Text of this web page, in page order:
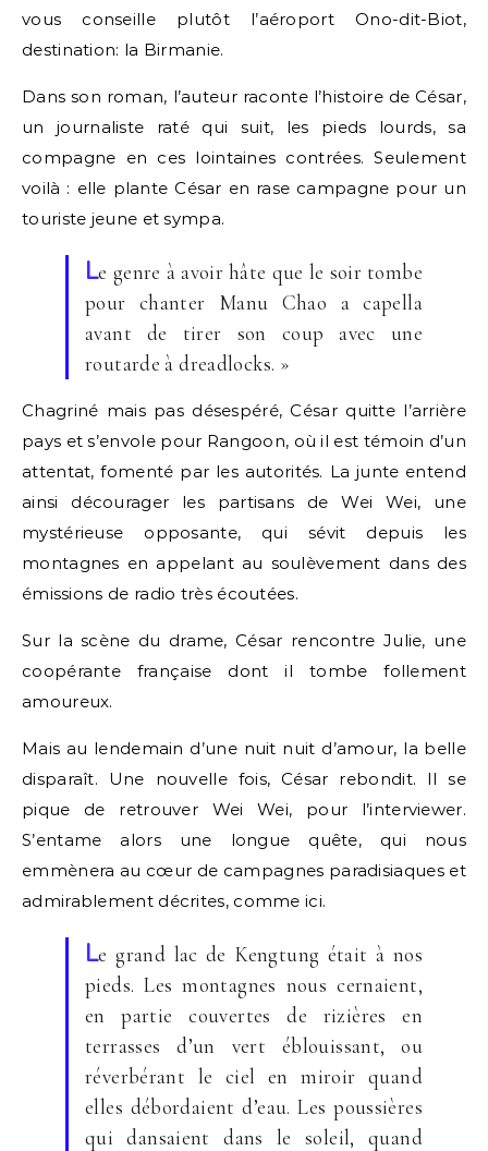
vous conseille plutôt l’aéroport Ono-dit-Biot,
destination: la Birmanie.
Dans son roman, l’auteur raconte l’histoire de César,
un journaliste raté qui suit, les pieds lourds, sa
compagne en ces lointaines contrées. Seulement
voilà : elle plante César en rase campagne pour un
touriste jeune et sympa.
Le genre à avoir hâte que le soir tombe
pour chanter Manu Chao a capella
avant de tirer son coup avec une
routarde à dreadlocks. »
Chagriné mais pas désespéré, César quitte l’arrière
pays et s’envole pour Rangoon, où il est témoin d’un
attentat, fomenté par les autorités. La junte entend
ainsi décourager les partisans de Wei Wei, une
mystérieuse opposante, qui sévit depuis les
montagnes en appelant au soulèvement dans des
émissions de radio très écoutées.
Sur la scène du drame, César rencontre Julie, une
coopérante française dont il tombe follement
amoureux.
Mais au lendemain d’une nuit nuit d’amour, la belle
disparaît. Une nouvelle fois, César rebondit. Il se
pique de retrouver Wei Wei, pour l’interviewer.
S’entame alors une longue quête, qui nous
emmènera au cœur de campagnes paradisiaques et
admirablement décrites, comme ici.
Le grand lac de Kengtung était à nos
pieds. Les montagnes nous cernaient,
en partie couvertes de rizières en
terrasses d’un vert éblouissant, ou
réverbérant le ciel en miroir quand
elles débordaient d’eau. Les poussières
qui dansaient dans le soleil, quand